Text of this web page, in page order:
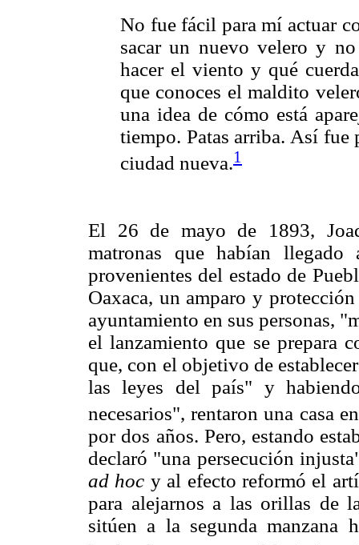
No fue fácil para mí actuar
sacar un nuevo velero y
hacer el viento y qué
que conoces el maldito
una idea de cómo está
tiempo. Patas arriba. Así fue
ciudad nueva.1
El 26 de mayo de 1893,
matronas que habían
provenientes del estado de
Oaxaca, un amparo y
ayuntamiento en sus personas,
el lanzamiento que se prepara
que, con el objetivo de
las leyes del país" y
necesarios", rentaron una casa
por dos años. Pero, estando
declaró "una persecución
ad hoc y al efecto reformó el
para alejarnos a las orillas de
sitúen a la segunda manzana